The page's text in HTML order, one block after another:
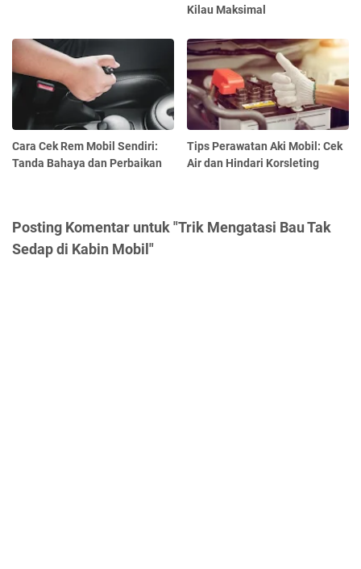
Kilau Maksimal
Cara Cek Rem Mobil Sendiri:
Tanda Bahaya dan Perbaikan
Tips Perawatan Aki Mobil: Cek
Air dan Hindari Korsleting
Posting Komentar untuk "Trik Mengatasi Bau Tak
Sedap di Kabin Mobil"